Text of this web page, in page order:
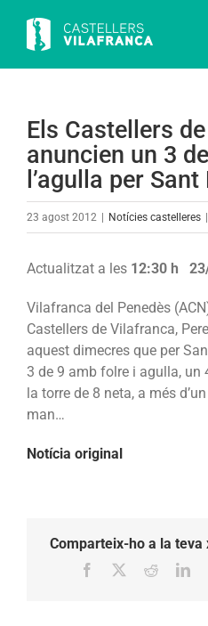
content
Els Castellers
anuncien un 3
l’agulla per Sant
23 agost 2012 Notícies castelleres
Actualitzat a les 12:30 h
Vilafranca del Penedès
Castellers de Vilafranca,
aquest dimecres que per
3 de 9 amb folre i agulla, un
la torre de 8 neta, a més
man…
Notícia original
Comparteix-ho a la
Facebook Reddit